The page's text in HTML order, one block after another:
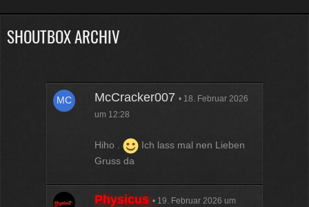
Physicus
McCracker007
zusammen was ich auftreiben
kann .
Muss 50 für einige
Plugins haben und dann noch mal
SHOUTBOX ARCHIV
McCracker007
18. Februar 2026
um 12:28
Hiho .
Ich lass mal nen Lieben
Gruss da
Physicus
19. Februar 2026 um